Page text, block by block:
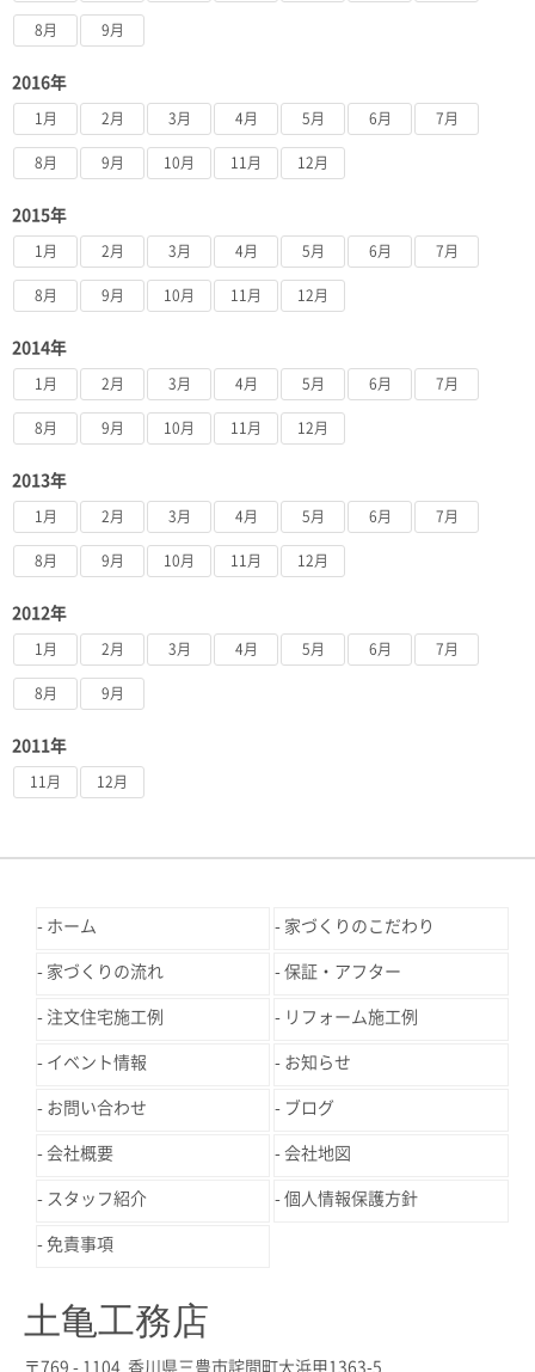
8月 9月
2016年
1月 2月 3月 4月 5月 6月 7月
8月 9月 10月 11月 12月
2015年
1月 2月 3月 4月 5月 6月 7月
8月 9月 10月 11月 12月
2014年
1月 2月 3月 4月 5月 6月 7月
8月 9月 10月 11月 12月
2013年
1月 2月 3月 4月 5月 6月 7月
8月 9月 10月 11月 12月
2012年
1月 2月 3月 4月 5月 6月 7月
8月 9月
2011年
11月 12月
ホーム 家づくりのこだわり
家づくりの流れ 保証・アフター
注文住宅施工例 リフォーム施工例
イベント情報 お知らせ
お問い合わせ ブログ
会社概要 会社地図
スタッフ紹介 個人情報保護方針
免責事項
土亀工務店
〒769 - 1104 香川県三豊市詫間町大浜甲1363-5